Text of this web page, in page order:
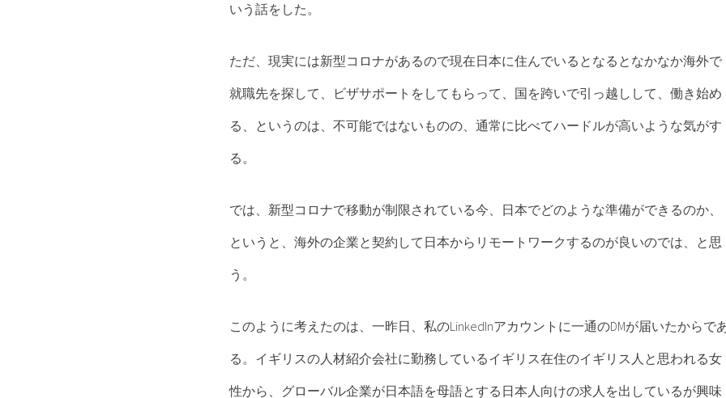
いう話をした。
ただ、現実には新型コロナがあるので現在日本に住んでいるとなるとなかなか海外で
就職先を探して、ビザサポートをしてもらって、国を跨いで引っ越しして、働き始め
る、というのは、不可能ではないものの、通常に比べてハードルが高いような気がす
る。
では、新型コロナで移動が制限されている今、日本でどのような準備ができるのか、
というと、海外の企業と契約して日本からリモートワークするのが良いのでは、と思
う。
このように考えたのは、一昨日、私のLinkedInアカウントに一通のDMが届いたからで
る。イギリスの人材紹介会社に勤務しているイギリス在住のイギリス人と思われる女
性から、グローバル企業が日本語を母語とする日本人向けの求人を出しているが興味